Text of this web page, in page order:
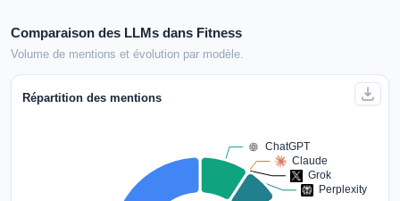
Comparaison des LLMs dans Fitness
Volume de mentions et évolution par modèle.
Répartition des mentions